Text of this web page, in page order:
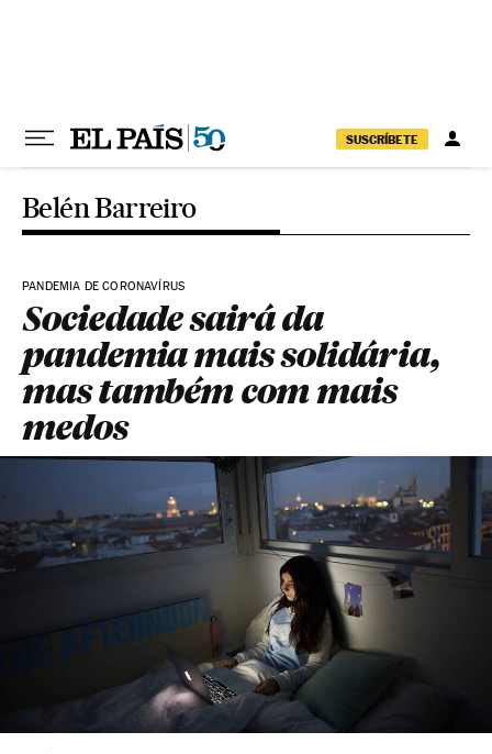
SUSCRÍBETE
Belén Barreiro
PANDEMIA DE CORONAVÍRUS
Sociedade sairá da
pandemia mais solidária,
mas também com mais
medos